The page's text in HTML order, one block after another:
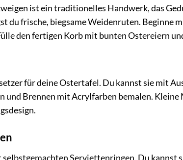
ist ein traditionelles Handwerk, das
du frische, biegsame Weidenruten. Beginne
den fertigen Korb mit bunten Ostereiern
für deine Ostertafel. Du kannst sie mit
und Brennen mit Acrylfarben bemalen.
Serviettenringen. Du kannst